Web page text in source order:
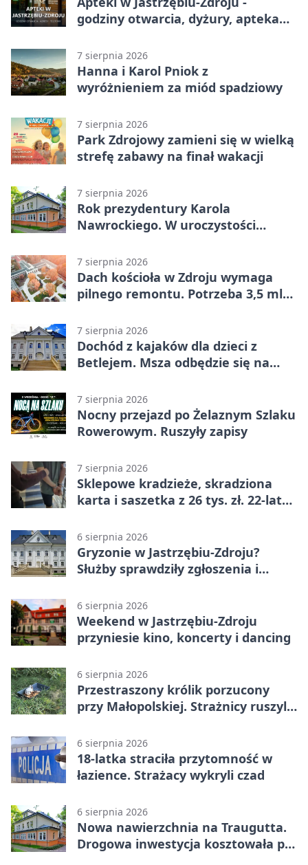
godziny otwarcia, dyżury, apteka
7 sierpnia 2026
Hanna i Karol Pniok z
wyróżnieniem za miód spadziowy
7 sierpnia 2026
Park Zdrojowy zamieni się w wielką
strefę zabawy na finał wakacji
7 sierpnia 2026
Rok prezydentury Karola
Nawrockiego. W uroczystości
7 sierpnia 2026
Dach kościoła w Zdroju wymaga
pilnego remontu. Potrzeba 3,5 mln
7 sierpnia 2026
Dochód z kajaków dla dzieci z
Betlejem. Msza odbędzie się na
7 sierpnia 2026
Nocny przejazd po Żelaznym Szlaku
Rowerowym. Ruszyły zapisy
7 sierpnia 2026
Sklepowe kradzieże, skradziona
karta i saszetka z 26 tys. zł. 22-latek
6 sierpnia 2026
Gryzonie w Jastrzębiu-Zdroju?
Służby sprawdziły zgłoszenia i
6 sierpnia 2026
Weekend w Jastrzębiu-Zdroju
przyniesie kino, koncerty i dancing
6 sierpnia 2026
Przestraszony królik porzucony
przy Małopolskiej. Strażnicy ruszyli
6 sierpnia 2026
18-latka straciła przytomność w
łazience. Strażacy wykryli czad
6 sierpnia 2026
Nowa nawierzchnia na Traugutta.
Drogowa inwestycja kosztowała pół